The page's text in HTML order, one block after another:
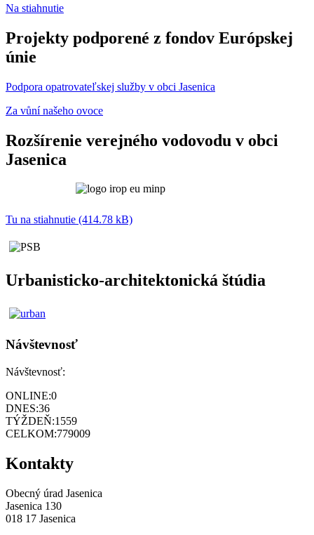
Na stiahnutie
Projekty podporené z fondov Európskej
únie
Podpora opatrovateľskej služby v obci Jasenica
Za vůní našeho ovoce
Rozšírenie verejného vodovodu v obci
Jasenica
Tu na stiahnutie (414.78 kB)
Urbanisticko-architektonická štúdia
Návštevnosť
Návštevnosť:
ONLINE:0
DNES:36
TÝŽDEŇ:1559
CELKOM:779009
Kontakty
Obecný úrad Jasenica
Jasenica 130
018 17 Jasenica